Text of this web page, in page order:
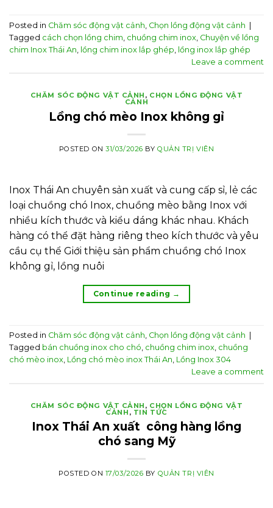
Posted in Chăm sóc động vật cảnh Chọn lồng động vật cảnh |
Tagged cách chọn lồng chim chuồng chim inox Chuyện về lồng
chim Inox Thái An lồng chim inox lắp ghép lồng inox lắp ghép
Leave a comment
CHĂM SÓC ĐỘNG VẬT CẢNH , CHỌN LỒNG ĐỘNG VẬT
CẢNH
Lồng chó mèo Inox không gỉ
POSTED ON31/03/2026 BYQUẢN TRỊ VIÊN
Inox Thái An chuyên sản xuất và cung cấp sỉ, lẻ các
loại chuồng chó Inox, chuồng mèo bằng Inox với
nhiều kích thước và kiểu dáng khác nhau. Khách
hàng có thể đặt hàng riêng theo kích thước và yêu
cầu cụ thể Giới thiệu sản phẩm chuồng chó Inox
không gỉ, lồng nuôi
Continue reading →
Posted in Chăm sóc động vật cảnh, Chọn lồng động vật cảnh
Tagged bán chuồng inox cho chó, chuồng chim inox, chuồng
chó mèo inox, Lồng chó mèo inox Thái An, Lồng Inox 304
Leave a comment
CHĂM SÓC ĐỘNG VẬT CẢNH , CHỌN LỒNG ĐỘNG VẬT
CẢNH , TIN TỨC
Inox Thái An xuất công hàng lồng
chó sang Mỹ
POSTED ON 17/03/2026 BY QUẢN TRỊ VIÊN